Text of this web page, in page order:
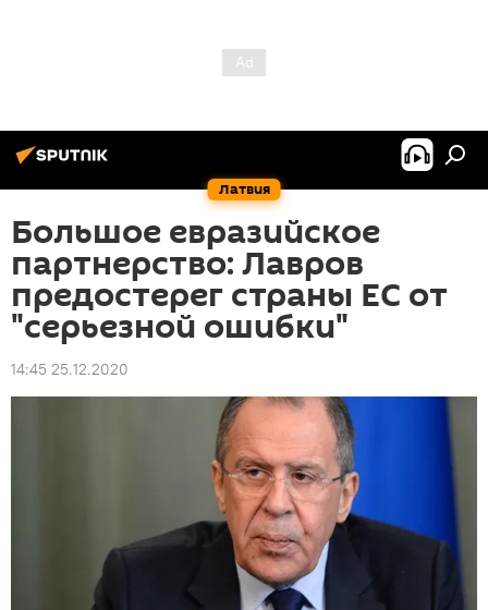
Латвия
Большое евразийское
партнерство: Лавров
предостерег страны ЕС от
"серьезной ошибки"
14:45 25.12.2020